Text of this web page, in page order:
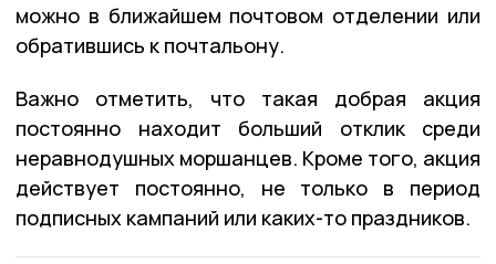
можно в ближайшем почтовом отделении или
обратившись к почтальону.
Важно отметить, что такая добрая акция
постоянно находит больший отклик среди
неравнодушных моршанцев. Кроме того, акция
действует постоянно, не только в период
подписных кампаний или каких-то праздников.